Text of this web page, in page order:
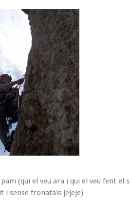
(qui el veu ara i qui el veu fent el
i sense fronatals jejeje)